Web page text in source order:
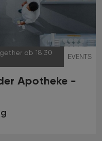
ab 18.30
EVENTS
Apotheke -